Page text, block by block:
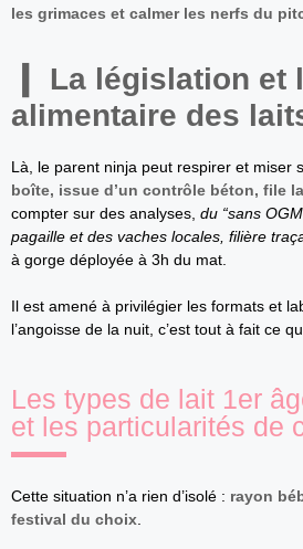
les grimaces et calmer les nerfs du
La législation et
alimentaire des
Là, le parent ninja peut respirer et miser
boîte, issue d’un contrôle béton, file
compter sur des analyses, du “sans
pagaille et des vaches locales, filière
à gorge déployée à 3h du mat.
Il est amené à privilégier les formats et
l’angoisse de la nuit, c’est tout à fait ce
Les types de lait 1er
et les particularités de
Cette situation n’a rien d’isolé : rayon
festival du choix